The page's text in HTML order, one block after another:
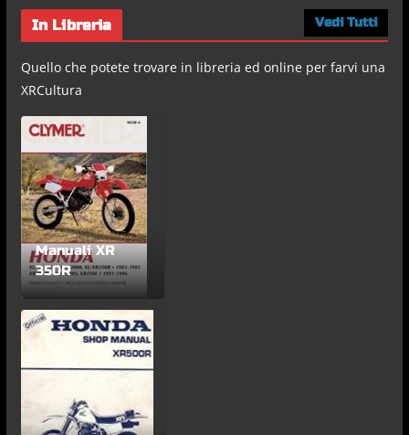
In Libreria Vedi Tutti
Quello che potete trovare in libreria ed online per farvi una
XRCultura
Manuali XR
350R